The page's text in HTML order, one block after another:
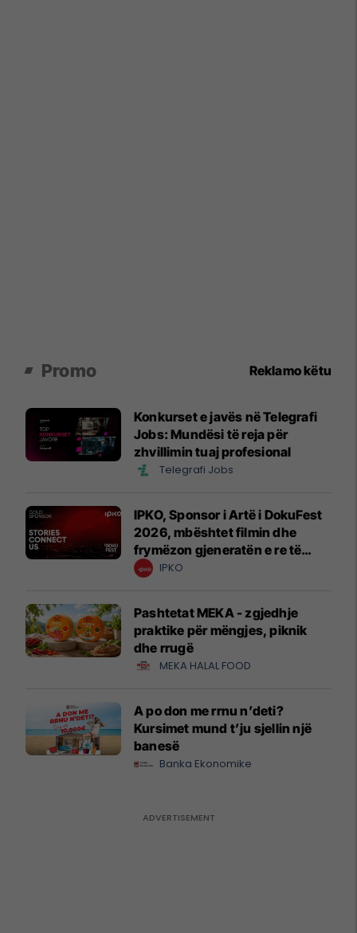
Promo Reklamo këtu
Konkurset e javës në Telegrafi
Jobs: Mundësi të reja për
zhvillimin tuaj profesional
Telegrafi Jobs
IPKO, Sponsor i Artë i DokuFest
2026, mbështet filmin dhe
frymëzon gjeneratën e re të
krijuesve
IPKO
Pashtetat MEKA - zgjedhje
praktike për mëngjes, piknik
dhe rrugë
MEKA HALAL FOOD
A po don me rrnu n’deti?
Kursimet mund t’ju sjellin një
banesë
Banka Ekonomike